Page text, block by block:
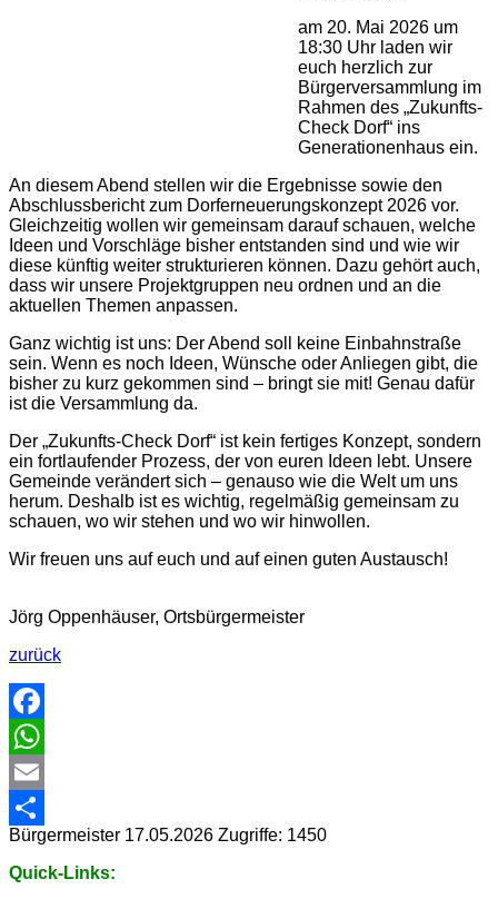
am 20. Mai 2026 um
18:30 Uhr laden wir
euch herzlich zur
Bürgerversammlung im
Rahmen des „Zukunfts-
Check Dorf“ ins
Generationenhaus ein.
An diesem Abend stellen wir die Ergebnisse sowie den
Abschlussbericht zum Dorferneuerungskonzept 2026 vor.
Gleichzeitig wollen wir gemeinsam darauf schauen, welche
Ideen und Vorschläge bisher entstanden sind und wie wir
diese künftig weiter strukturieren können. Dazu gehört auch,
dass wir unsere Projektgruppen neu ordnen und an die
aktuellen Themen anpassen.
Ganz wichtig ist uns: Der Abend soll keine Einbahnstraße
sein. Wenn es noch Ideen, Wünsche oder Anliegen gibt, die
bisher zu kurz gekommen sind – bringt sie mit! Genau dafür
ist die Versammlung da.
Der „Zukunfts-Check Dorf“ ist kein fertiges Konzept, sondern
ein fortlaufender Prozess, der von euren Ideen lebt. Unsere
Gemeinde verändert sich – genauso wie die Welt um uns
herum. Deshalb ist es wichtig, regelmäßig gemeinsam zu
schauen, wo wir stehen und wo wir hinwollen.
Wir freuen uns auf euch und auf einen guten Austausch!
Jörg Oppenhäuser, Ortsbürgermeister
zurück
Facebook
WhatsApp
Email
Share
Bürgermeister 17.05.2026 Zugriffe: 1450
Quick-Links: